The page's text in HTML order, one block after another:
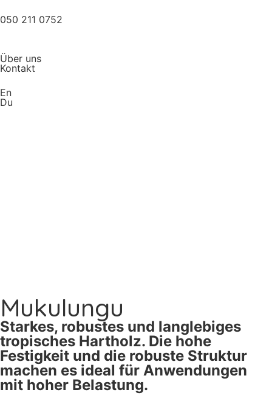
050 211 0752
Über uns
Kontakt
En
Du
Mukulungu
Starkes, robustes und langlebiges
tropisches Hartholz. Die hohe
Festigkeit und die robuste Struktur
machen es ideal für Anwendungen
mit hoher Belastung.